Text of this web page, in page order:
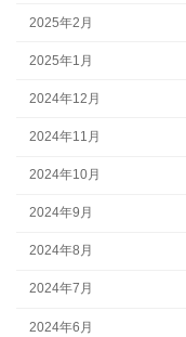
2025年2月
2025年1月
2024年12月
2024年11月
2024年10月
2024年9月
2024年8月
2024年7月
2024年6月